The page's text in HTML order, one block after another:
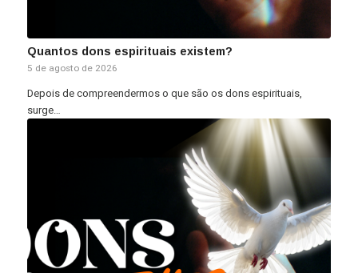
Quantos dons espirituais existem?
5 de agosto de 2026
Depois de compreendermos o que são os dons espirituais,
surge…